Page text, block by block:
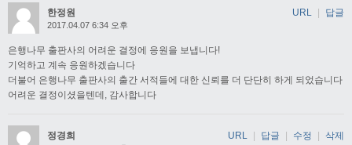
한정원
2017.04.07 6:34 오후
은행나무 출판사의 어려운 결정에 응원을 보냅니다!
기억하고 계속 응원하겠습니다
더불어 은행나무 출판사의 출간 서적들에 대한 신뢰를 더 단단히 하게 되었습니다
어려운 결정이셨을텐데, 감사합니다
URL | 답글
정경희 URL 답글 수정 삭제